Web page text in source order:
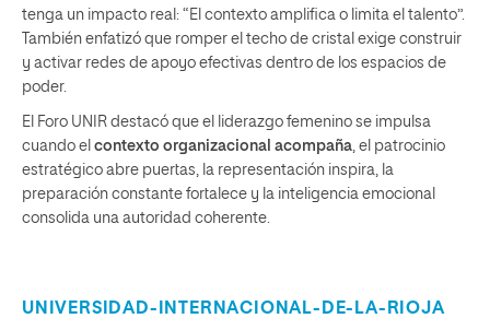
tenga un impacto real: “El contexto amplifica o limita el talento”.
También enfatizó que romper el techo de cristal exige construir
y activar redes de apoyo efectivas dentro de los espacios de
poder.
El Foro UNIR destacó que el liderazgo femenino se impulsa
cuando el contexto organizacional acompaña, el patrocinio
estratégico abre puertas, la representación inspira, la
preparación constante fortalece y la inteligencia emocional
consolida una autoridad coherente.
UNIVERSIDAD-INTERNACIONAL-DE-LA-RIOJA